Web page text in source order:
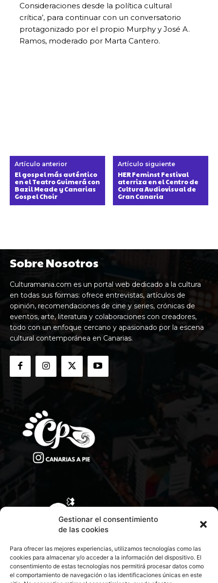
Gestionar el consentimiento
de las cookies
Para ofrecer las mejores experiencias, utilizamos tecnologías como las
cookies para almacenar y/o acceder a la información del dispositivo. El
consentimiento de estas tecnologías nos permitirá procesar datos como
el comportamiento de navegación o las identificaciones únicas en este
Consideraciones desde la política cultural
crítica’, para continuar con un conversatorio
protagonizado por el propio Murphy y José A.
Ramos, moderado por Marta Cantero.
Artículo anterior
El gospel más auténtico
en el Teatro Guimerá con
Bazil Meade y Canarias
Gospel Choir
Artículo siguiente
HER Feminst Festival
aterriza en el Centro de
Cultura Audiovisual de
Gran Canaria
Sobre Nosotros
Culturamania.com es un portal web dedicado a la cultura
en todas sus formas: ofrece entrevistas, artículos de
opinión, recomendaciones de cine y series, crónicas de
eventos, arte, literatura y colaboraciones con creadores,
todo con un enfoque cercano y apasionado por la escena
cultural contemporánea en Canarias.